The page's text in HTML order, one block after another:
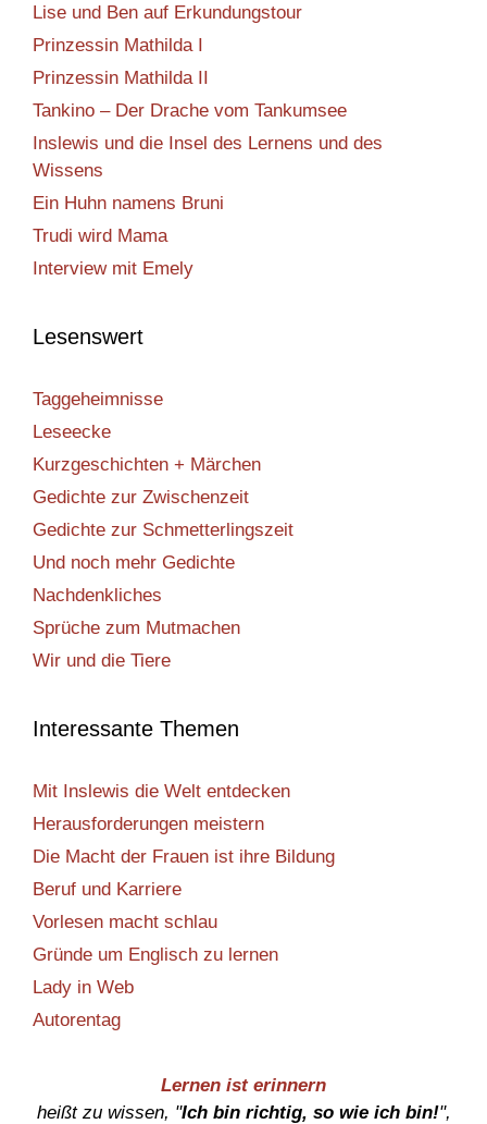
Lise und Ben auf Erkundungstour
Prinzessin Mathilda I
Prinzessin Mathilda II
Tankino – Der Drache vom Tankumsee
Inslewis und die Insel des Lernens und des
Wissens
Ein Huhn namens Bruni
Trudi wird Mama
Interview mit Emely
Lesenswert
Taggeheimnisse
Leseecke
Kurzgeschichten + Märchen
Gedichte zur Zwischenzeit
Gedichte zur Schmetterlingszeit
Und noch mehr Gedichte
Nachdenkliches
Sprüche zum Mutmachen
Wir und die Tiere
Interessante Themen
Mit Inslewis die Welt entdecken
Herausforderungen meistern
Die Macht der Frauen ist ihre Bildung
Beruf und Karriere
Vorlesen macht schlau
Gründe um Englisch zu lernen
Lady in Web
Autorentag
Lernen ist erinnern
heißt zu wissen, "Ich bin richtig, so wie ich bin!",